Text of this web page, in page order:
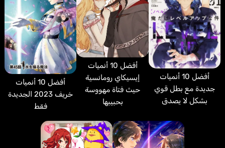
أفضل 10 أنميات
جديدة مع بطل قوي
بشكل لا يصدق
أفضل 10 أنميات
إيسيكاي رومانسية
حيث فتاة مهووسة
بحبيبها
أفضل 10 أنميات
خريف 2023 الجديدة
فقط